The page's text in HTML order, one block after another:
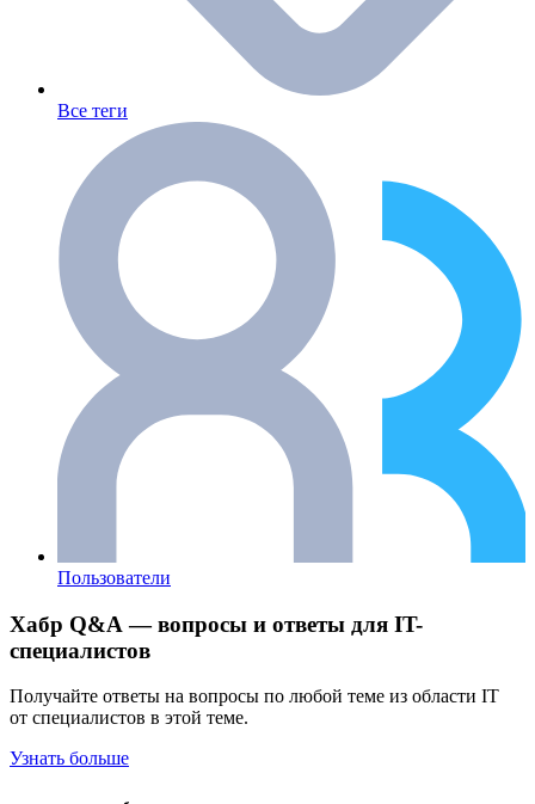
Все теги
Пользователи
Хабр Q&A — вопросы и ответы для IT-
специалистов
Получайте ответы на вопросы по любой теме из области IT
от специалистов в этой теме.
Узнать больше